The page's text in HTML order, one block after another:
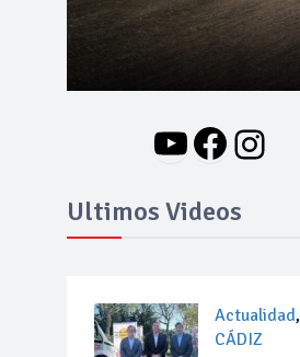
YouTube
Ultimos Videos
Actualidad,
CÁDIZ